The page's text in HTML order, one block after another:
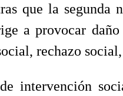
que la
a provocar
rechazo
intervención